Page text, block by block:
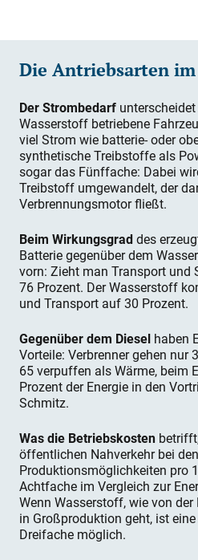
Die Antriebsarten
Der Strombedarf
Wasserstoff betriebene
viel Strom wie batterie- oder
synthetische Treibstoffe als
sogar das Fünffache: Dabei
Treibstoff umgewandelt, der
Verbrennungsmotor fließt.
Beim Wirkungsgraddes
Batterie gegenüber dem
vorn: Zieht man Transport und
76 Prozent. Der Wasserstoff
und Transport auf 30 Prozent.
Gegenüber dem Diesel haben
Vorteile: Verbrenner gehen nur
65 verpuffen als Wärme, beim
Prozent der Energie in den
Schmitz.
Was die Betriebskosten
öffentlichen Nahverkehr bei
Produktionsmöglichkeiten pro
Achtfache im Vergleich zur
Wenn Wasserstoff, wie von
in Großproduktion geht, ist
Dreifache möglich.